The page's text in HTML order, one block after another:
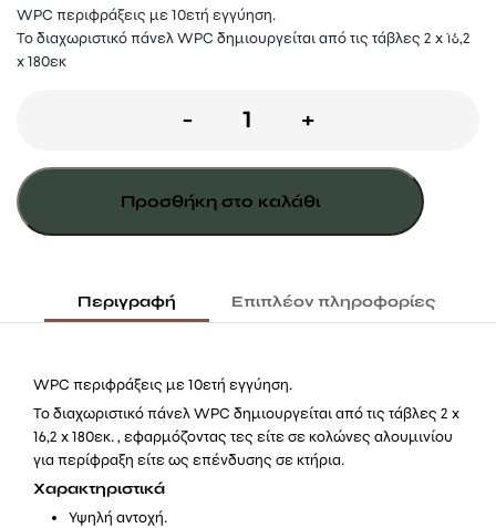
WPC περιφράξεις με 10ετή εγγύηση.
Το διαχωριστικό πάνελ WPC δημιουργείται από τις τάβλες 2 x 16,2
x 180εκ
-
Σανίδα
3d
γκρί
ποσότητα
+
Προσθήκη στο καλάθι
Περιγραφή Επιπλέον πληροφορίες
WPC περιφράξεις με 10ετή εγγύηση.
Το διαχωριστικό πάνελ WPC δημιουργείται από τις τάβλες 2 x
16,2 x 180εκ. , εφαρμόζοντας τες είτε σε κολώνες αλουμινίου
για περίφραξη είτε ως επένδυσης σε κτήρια.
Χαρακτηριστικά
Υψηλή αντοχή.